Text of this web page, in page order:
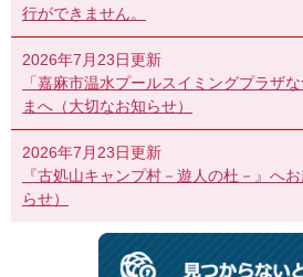
行ができません。
2026年7月23日更新
「嘉麻市温水プールスイミングプラザ
まへ（大切なお知らせ）
2026年7月23日更新
『古処山キャンプ村－遊人の杜－』へ
らせ）